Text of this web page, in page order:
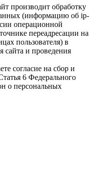
производит обработку
(информацию об ip-
операционной
переадресации на
пользователя) в
сайта и проведения
согласие на сбор и
6 Федерального
о персональных